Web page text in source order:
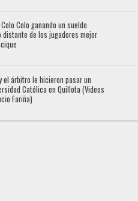
Colo ganando un sueldo
distante de los jugadores mejor
el árbitro le hicieron pasar un
Católica en Quillota (Videos
Fariña)